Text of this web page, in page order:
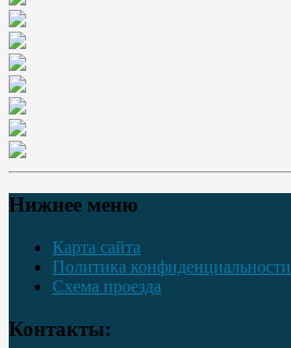
Нижнее меню
Карта сайта
Политика конфиденциальности
Схема проезда
Контакты: